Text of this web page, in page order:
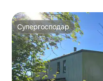
Супергосподар
Супергосподар